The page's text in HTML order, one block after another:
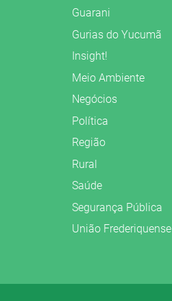
Guarani
Gurias do Yucumã
Insight!
Meio Ambiente
Negócios
Política
Região
Rural
Saúde
Segurança Pública
União Frederiquense